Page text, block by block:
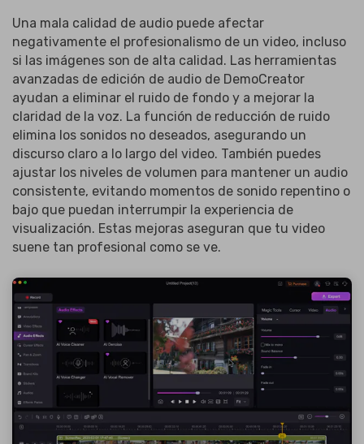
Una mala calidad de audio puede afectar
negativamente el profesionalismo de un video, incluso
si las imágenes son de alta calidad. Las herramientas
avanzadas de edición de audio de DemoCreator
ayudan a eliminar el ruido de fondo y a mejorar la
claridad de la voz. La función de reducción de ruido
elimina los sonidos no deseados, asegurando un
discurso claro a lo largo del video. También puedes
ajustar los niveles de volumen para mantener un audio
consistente, evitando momentos de sonido repentino o
bajo que puedan interrumpir la experiencia de
visualización. Estas mejoras aseguran que tu video
suene tan profesional como se ve.